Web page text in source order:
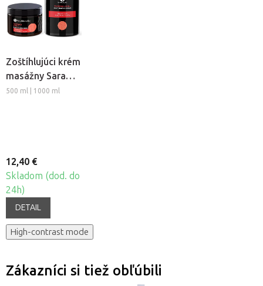
Zoštíhlujúci krém
masážny Sara
Beauty Spa -
500 ml | 1000 ml
12,40 €
Skladom (dod. do
24h)
DETAIL
High-contrast mode
Zákazníci si tiež obľúbili